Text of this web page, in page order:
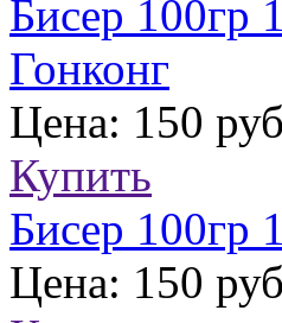
Бисер 100гр
Гонконг
Цена: 150
Купить
Бисер 100гр
Цена: 150